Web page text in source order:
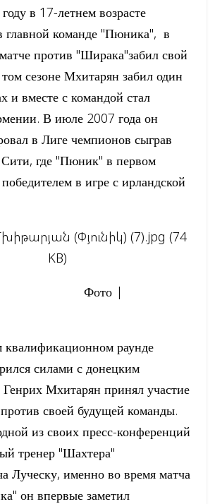
в 17-летнем возрасте
главной команде "Пюника", в
против "Ширака"забил свой
сезоне Мхитарян забил один
и вместе с командой стал
В июле 2007 года он
в Лиге чемпионов сыграв
где "Пюник" в первом
в игре с ирландской
|
раунде
силами с донецким
Мхитарян принял участие
своей будущей команды.
из своих пресс-конференций
тренер "Шахтера"
Луческу, именно во время матча
он впервые заметил